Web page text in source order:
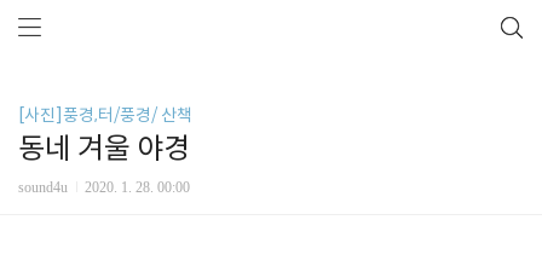
[사진]풍경,터/풍경/ 산책
동네 겨울 야경
sound4u 2020. 1. 28. 00:00